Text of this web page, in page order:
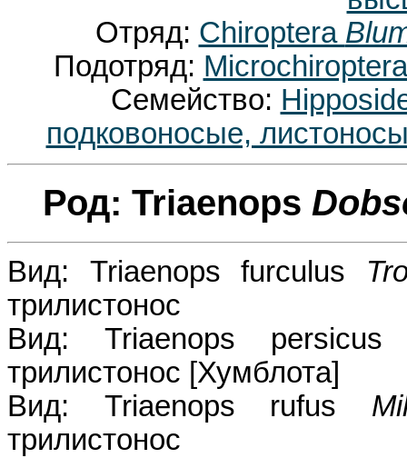
Отряд: Chiroptera
Подотряд:
Семейство:
подковоносые,
Род: Triaenops
Вид: Triaenops furculus
трилистонос
Вид: Triaenops
трилистонос [Хумблота]
Вид: Triaenops rufus
трилистонос